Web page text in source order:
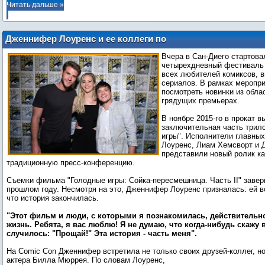
Читать дальше »
Дженнифер Лоуренс и ее коллеги по
"Голодным играм" открыли первый
день фестиваля Comic Con
Вчера в Сан-Диего
четырехдневный
всех любителей комиксов,
сериалов. В рамках
посмотреть новинки из
грядущих премьерах.
В ноябре 2015-го в прокат
заключительная часть
игры". Исполнители
Лоуренс, Лиам Хемсворт и
представили новый ролик
традиционную пресс-конференцию.
Съемки фильма "Голодные игры: Сойка-пересмешница. Часть II"
прошлом году. Несмотря на это, Дженнифер Лоуренс призналась: ей
что история закончилась.
"Этот фильм и люди, с которыми я познакомилась,
жизнь. Ребята, я вас люблю! Я не думаю, что когда-нибудь скажу
случилось: "Прощай!" Эта история - часть меня".
На Comic Con Дженнифер встретила не только своих друзей-коллег,
актера Билла Мюррея. По словам Лоуренс,